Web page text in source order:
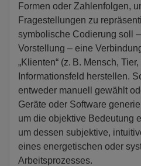
Formen oder Zahlenfolgen,
Fragestellungen zu
symbolische Codierung soll
Vorstellung – eine
„Klienten“ (z. B. Mensch,
Informationsfeld herstellen.
entweder manuell gewählt
Geräte oder Software
um die objektive Bedeutung
um dessen subjektive,
eines energetischen oder
Arbeitsprozesses.